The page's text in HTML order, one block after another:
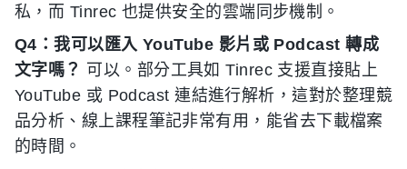
私，而 Tinrec 也提供安全的雲端同步機制。
Q4：我可以匯入 YouTube 影片或 Podcast 轉成
文字嗎？ 可以。部分工具如 Tinrec 支援直接貼上
YouTube 或 Podcast 連結進行解析，這對於整理競
品分析、線上課程筆記非常有用，能省去下載檔案
的時間。